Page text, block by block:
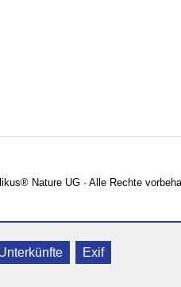
Nature UG · Alle Rechte
Exif